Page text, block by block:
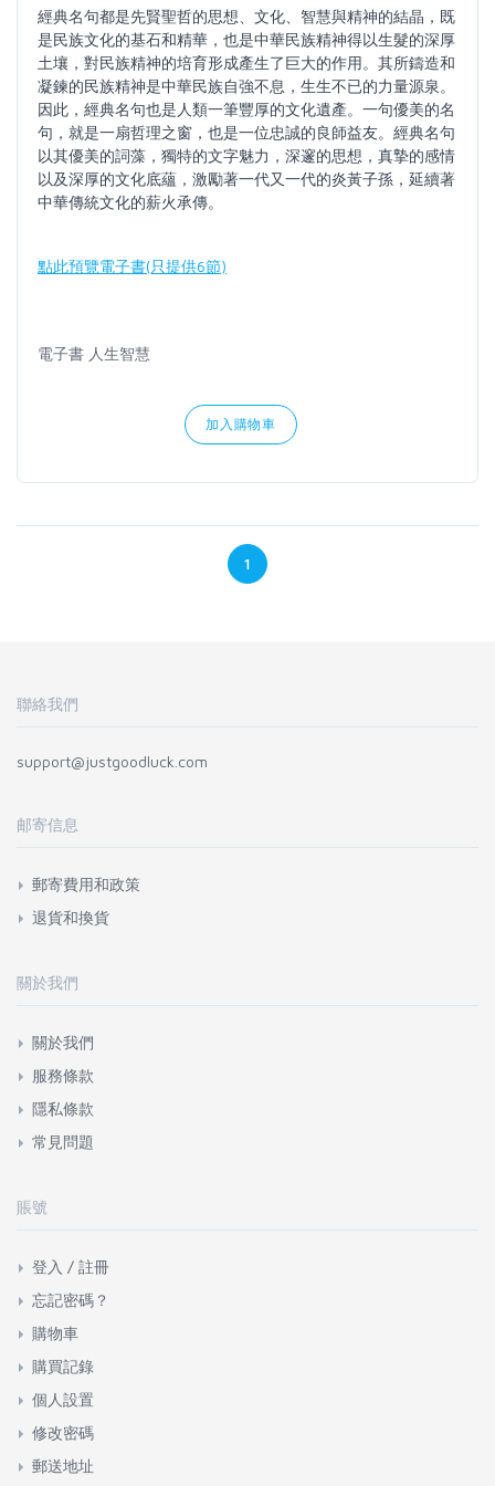
經典名句都是先賢聖哲的思想、文化、智慧與精神的結晶，既
是民族文化的基石和精華，也是中華民族精神得以生髮的深厚
土壤，對民族精神的培育形成產生了巨大的作用。其所鑄造和
凝鍊的民族精神是中華民族自強不息，生生不已的力量源泉。
因此，經典名句也是人類一筆豐厚的文化遺產。一句優美的名
句，就是一扇哲理之窗，也是一位忠誠的良師益友。經典名句
以其優美的詞藻，獨特的文字魅力，深邃的思想，真摯的感情
以及深厚的文化底蘊，激勵著一代又一代的炎黃子孫，延續著
中華傳統文化的薪火承傳。
點此預覽電子書(只提供6節)
電子書 人生智慧
加入購物車
1
聯絡我們
support@justgoodluck.com
邮寄信息
郵寄費用和政策
退貨和換貨
關於我們
關於我們
服務條款
隱私條款
常見問題
賬號
登入 / 註冊
忘記密碼？
購物車
購買記錄
個人設置
修改密碼
郵送地址